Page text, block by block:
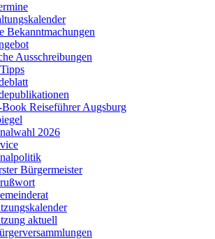
Bekanntmachungen
Ausschreibungen
Reiseführer Augsburg
2026
Bürgermeister
aktuell